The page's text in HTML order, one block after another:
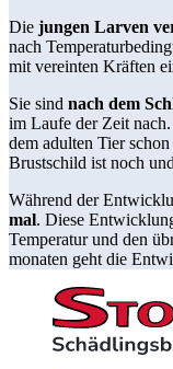
Die jungen Larven
nach
mit vereinten Kräften
Sie sind nach dem
im Laufe der Zeit
dem adulten Tier
Brustschild ist noch
Während der
mal. Diese
Temperatur und den
monaten geht die